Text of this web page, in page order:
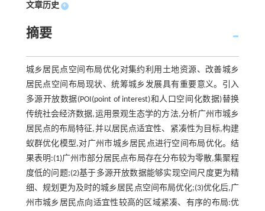
文章历史 +
摘要
城乡居民点空间布局优化对集约利用土地资源、改善城乡
居民点空间布局现状、统筹城乡发展具有重要意义。引入
多源开放数据(POI(point of interest)和人口空间化数据)替换
传统社会经济数据,运用景观生态学的方法,分析广州市城乡
居民点的布局特征,并以居民点适宜性、紧凑性为目标,构建
蚁群优化模型,对广州市城乡居民点进行空间布局优化。结
果表明:(1)广州市部分居民点布局存在分布较为零散,集聚程
度低的问题;(2)基于多源开放数据能够实现空间尺度更为精
细、规划更为及时的城乡居民点空间布局优化;(3)优化后,广
州市城乡居民点向适宜性较高的区域紧凑、有序的布局:优